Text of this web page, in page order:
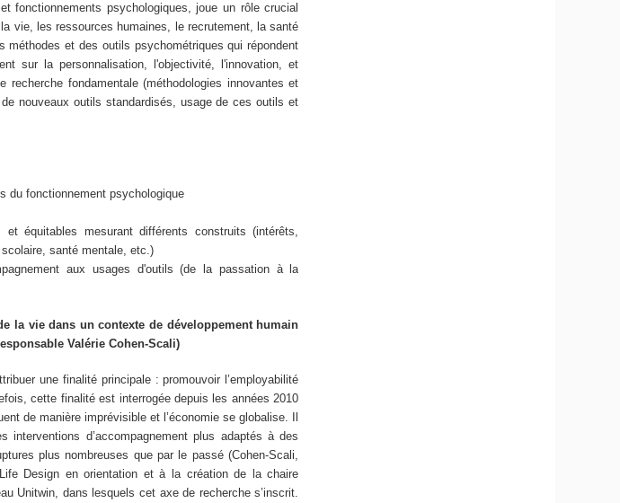
fonctionnements psychologiques, joue un rôle crucial
vie, les ressources humaines, le recrutement, la santé
et des outils psychométriques qui répondent
sur la personnalisation, l'objectivité, l'innovation, et
fondamentale (méthodologies innovantes et
nouveaux outils standardisés, usage de ces outils et
du fonctionnement psychologique
équitables mesurant différents construits (intérêts,
santé mentale, etc.)
aux usages d'outils (de la passation à la
la vie dans un contexte de développement humain
Valérie Cohen-Scali)
une finalité principale : promouvoir l’employabilité
cette finalité est interrogée depuis les années 2010
de manière imprévisible et l’économie se globalise. Il
d’accompagnement plus adaptés à des
plus nombreuses que par le passé (Cohen-Scali,
Design en orientation et à la création de la chaire
Unitwin, dans lesquels cet axe de recherche s’inscrit.